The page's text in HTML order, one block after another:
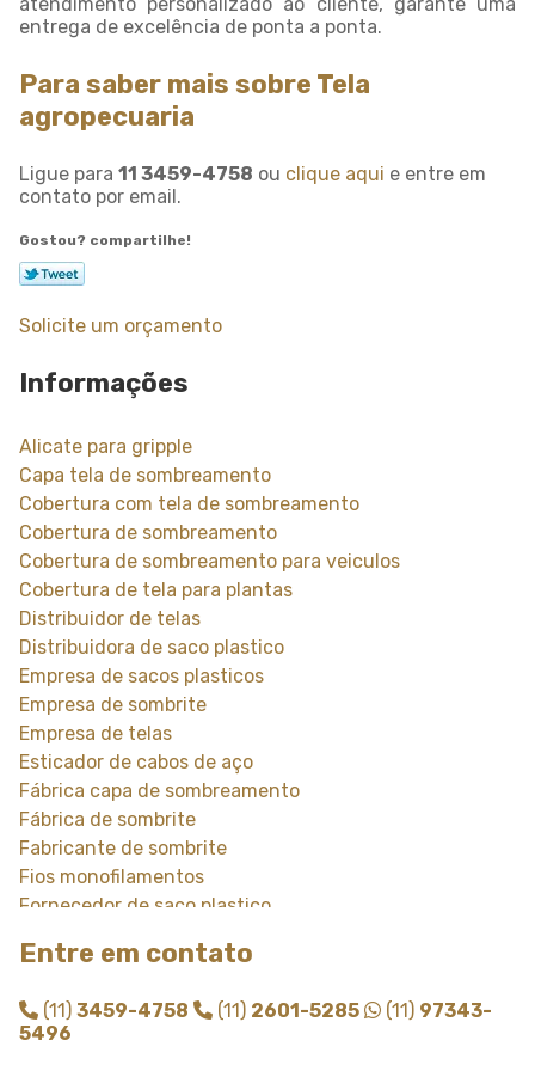
entrega de excelência de ponta a ponta.
Para saber mais sobre Tela
agropecuaria
Ligue para 11 3459-4758 ou clique aqui e entre em
contato por email.
Gostou? compartilhe!
Solicite um orçamento
Informações
Alicate para gripple
Capa tela de sombreamento
Cobertura com tela de sombreamento
Cobertura de sombreamento
Cobertura de sombreamento para veiculos
Cobertura de tela para plantas
Distribuidor de telas
Distribuidora de saco plastico
Empresa de sacos plasticos
Empresa de sombrite
Empresa de telas
Esticador de cabos de aço
Fábrica capa de sombreamento
Fábrica de sombrite
Fabricante de sombrite
Fios monofilamentos
Fornecedor de saco plastico
Fornecedor de sombrite
Instalação de tela de sombrite
Entre em contato
(11) 3459-4758 (11) 2601-5285 (11) 97343-
5496